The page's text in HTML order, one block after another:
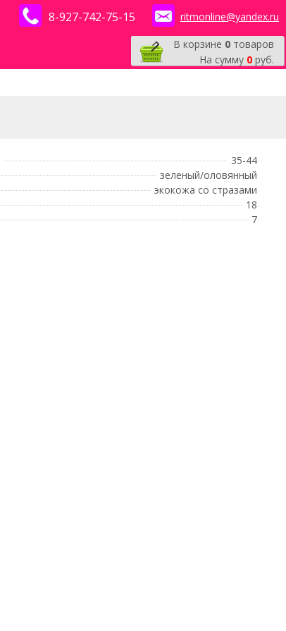
8-927-742-75-15 ritmonline@yandex.ru
В корзине 0 товаров
На сумму 0 руб.
35-44
зеленый/оловянный
экокожа со стразами
18
7